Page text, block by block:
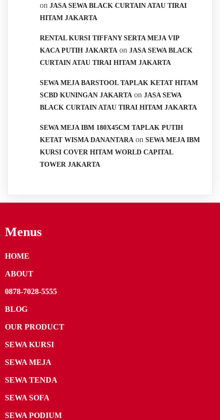
on JASA SEWA BLACK CURTAIN ATAU TIRAI
HITAM JAKARTA
RENTAL KURSI TIFFANY SERTA MEJA VIP
KACA PUTIH JAKARTA on JASA SEWA BLACK
CURTAIN ATAU TIRAI HITAM JAKARTA
SEWA MEJA BARSTOOL TAPLAK KETAT HITAM
SCBD KUNINGAN JAKARTA on JASA SEWA
BLACK CURTAIN ATAU TIRAI HITAM JAKARTA
SEWA MEJA IBM 180X45CM TAPLAK PUTIH
KETAT WISMA DANANTARA on SEWA MEJA IBM
KURSI COVER HITAM WORLD CAPITAL
TOWER JAKARTA
Menus
HOME
ABOUT
0878-7028-5555
BLOG
OUR PRODUCT
SEWA KURSI
SEWA MEJA
SEWA TENDA
SEWA SOFA
SEWA PODIUM